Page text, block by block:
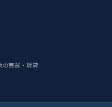
の売買・賃貸